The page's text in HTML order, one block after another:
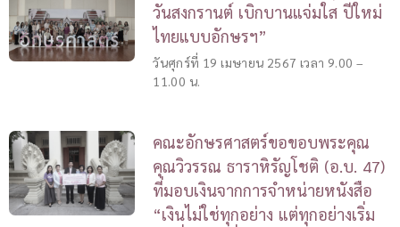
วันสงกรานต์ เบิกบานแจ่มใส ปีใหม่
ไทยแบบอักษรฯ”
วันศุกร์ที่ 19 เมษายน 2567 เวลา 9.00 –
11.00 น.
คณะอักษรศาสตร์ขอขอบพระคุณ
คุณวิวรรณ ธาราหิรัญโชติ (อ.บ. 47)
ที่มอบเงินจากการจำหน่ายหนังสือ
“เงินไม่ใช่ทุกอย่าง แต่ทุกอย่างเริ่ม